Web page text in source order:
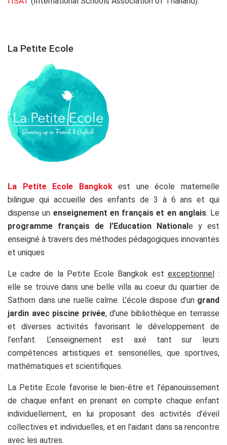
La Petite Ecole
La Petite Ecole Bangkokest une école maternelle
bilingue qui accueille des enfants de 3 à 6 ans et qui
dispense un enseignement en français et en anglais. Le
programme français de l’Education Nationale y est
enseigné à travers des méthodes pédagogiques innovantes
et uniques
Le cadre de la Petite Ecole Bangkok est exceptionnel:
elle se trouve dans une belle villa au coeur du quartier de
Sathorn dans une ruelle calme. L’école dispose d’un grand
jardin avec piscine privée, d’une bibliothèque en terrasse
et diverses activités favorisant le développement de
l’enfant. L’enseignement est axé tant sur leurs
compétences artistiques et sensorielles, que sportives,
mathématiques et scientifiques.
La Petite Ecole favorise le bien-être et l’épanouissement
de chaque enfant en prenant en compte chaque enfant
individuellement, en lui proposant des activités d’éveil
collectives et individuelles, et en l’aidant dans sa rencontre
avec les autres.